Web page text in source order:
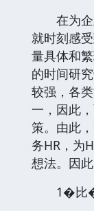
在为企
就时刻感
量具体和
的时间研
较强，各
一，因此
策。由此
务HR，为
想法。因
1�比�